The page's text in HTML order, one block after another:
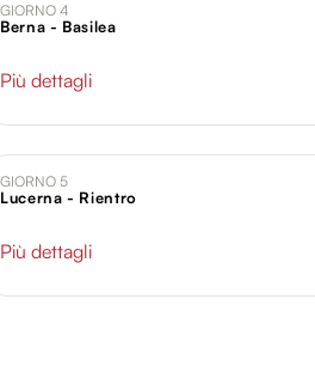
GIORNO 4
Berna - Basilea
Più dettagli
GIORNO 5
Lucerna - Rientro
Più dettagli